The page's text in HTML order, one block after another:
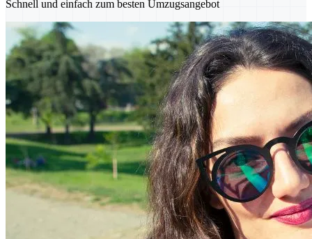
Schnell und einfach zum besten Umzugsangebot